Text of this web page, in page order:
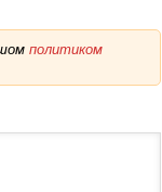
политиком